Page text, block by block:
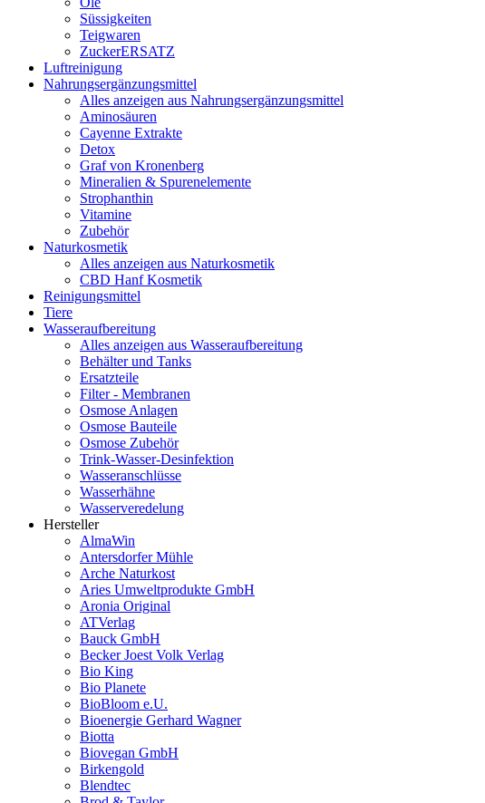
Süssigkeiten
Teigwaren
ZuckerERSATZ
Luftreinigung
Nahrungsergänzungsmittel
Alles anzeigen aus Nahrungsergänzungsmittel
Aminosäuren
Cayenne Extrakte
Detox
Graf von Kronenberg
Mineralien & Spurenelemente
Strophanthin
Vitamine
Zubehör
Naturkosmetik
Alles anzeigen aus Naturkosmetik
CBD Hanf Kosmetik
Reinigungsmittel
Tiere
Wasseraufbereitung
Alles anzeigen aus Wasseraufbereitung
Behälter und Tanks
Ersatzteile
Filter - Membranen
Osmose Anlagen
Osmose Bauteile
Osmose Zubehör
Trink-Wasser-Desinfektion
Wasseranschlüsse
Wasserhähne
Wasserveredelung
Hersteller
AlmaWin
Antersdorfer Mühle
Arche Naturkost
Aries Umweltprodukte GmbH
Aronia Original
ATVerlag
Bauck GmbH
Becker Joest Volk Verlag
Bio King
Bio Planete
BioBloom e.U.
Bioenergie Gerhard Wagner
Biotta
Biovegan GmbH
Birkengold
Blendtec